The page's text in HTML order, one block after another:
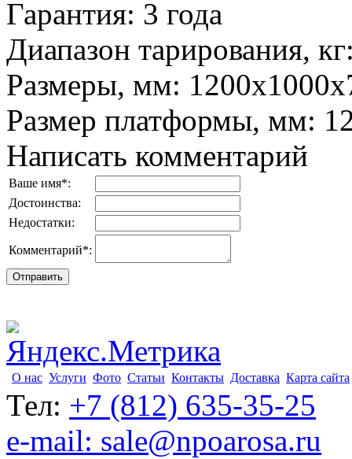
Гарантия: 3 года
Диапазон тарирования, кг
Размеры, мм:
Размер платформы, мм:
Написать комментарий
Ваше имя*:
Достоинства:
Недостатки:
Комментарий*:
О нас Услуги Фото Статьи Контакты Доставка Карта сайта
Тел: +7 (812) 635-35-25
e-mail: sale@npoarosa.ru